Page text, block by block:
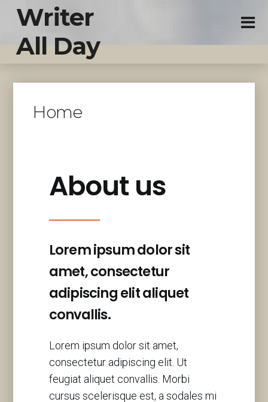
Writer
All Day
Home
About us
Lorem ipsum dolor sit
amet, consectetur
adipiscing elit aliquet
convallis.
Lorem ipsum dolor sit amet,
consectetur adipiscing elit. Ut
feugiat aliquet convallis. Morbi
cursus scelerisque est, a sodales mi